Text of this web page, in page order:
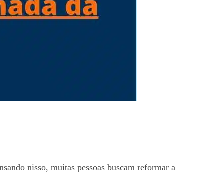
nisso, muitas pessoas buscam reformar a